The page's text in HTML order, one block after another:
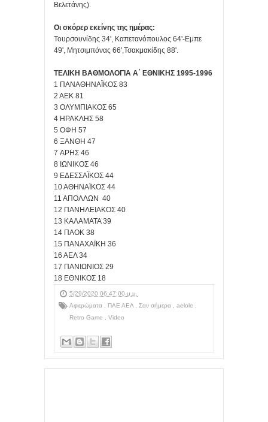
Βελετάνης).
Οι σκόρερ εκείνης της ημέρας:
Τουρσουνίδης 34', Καπετανόπουλος 64'-Εμπε
49', Μητσιμπόνας 66',Τσακμακίδης 88'.
ΤΕΛΙΚΗ ΒΑΘΜΟΛΟΓΙΑ Α΄ ΕΘΝΙΚΗΣ 1995-1996
1 ΠΑΝΑΘΗΝΑΪΚΟΣ 83
2 ΑΕΚ 81
3 ΟΛΥΜΠΙΑΚΟΣ 65
4 ΗΡΑΚΛΗΣ 58
5 OΦΗ 57
6 ΞΑΝΘΗ 47
7 AΡΗΣ 46
8 ΙΩΝΙΚΟΣ 46
9 ΕΔΕΣΣΑΪΚΟΣ 44
10 ΑΘΗΝΑΪΚΟΣ 44
11 ΑΠΟΛΛΩΝ 40
12 ΠΑΝΗΛΕΙΑΚΟΣ 40
13 ΚΑΛΑΜΑΤΑ 39
14 ΠΑΟΚ 38
15 ΠΑΝΑΧΑΪΚΗ 36
16 ΑΕΛ 34
17 ΠΑΝΙΩΝΙΟΣ 29
18 ΕΘΝΙΚΟΣ 18
5/29/2020 06:47:00 μ.μ.
Αφιερώματα , ΠΑΕ ΑΕΛ , Σαν σήμερα , aelole ,
Retro Game , Video